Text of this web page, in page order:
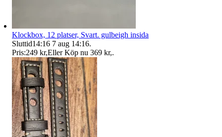
Klockbox, 12 platser, Svart. gulbeigh insida
Sluttid14:16 7 aug 14:16.
Pris:249 kr,Eller Köp nu 369 kr,.